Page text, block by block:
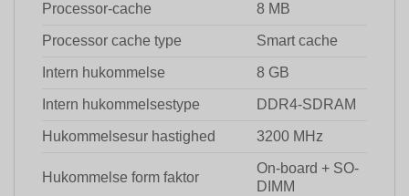
Processor-cache 8 MB
Processor cache type Smart cache
Intern hukommelse 8 GB
Intern hukommelsestype DDR4-SDRAM
Hukommelsesur hastighed 3200 MHz
Hukommelse form faktor
On-board + SO-
DIMM